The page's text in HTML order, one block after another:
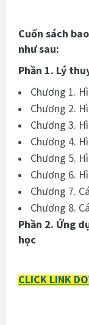
Cuốn sách
như sau:
Phần 1. Lý
Chương 1.
Chương 2.
Chương 3.
Chương 4.
Chương 5.
Chương 6.
Chương 7.
Chương 8.
Phần 2. Ứng
học
CLICK LINK